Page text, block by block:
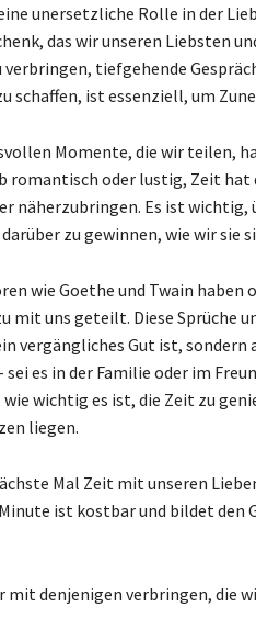
unersetzliche Rolle in der
das wir unseren Liebsten
tiefgehende
schaffen, ist essenziell, um
Momente, die wir teilen,
romantisch oder lustig, Zeit
näherzubringen. Es ist
zu gewinnen, wie wir sie
wie Goethe und Twain
mit uns geteilt. Diese Sprüche
vergängliches Gut ist, sondern
sei es in der Familie oder im
wichtig es ist, die Zeit zu
liegen.
Mal Zeit mit unseren
ist kostbar und bildet den
mit denjenigen verbringen, die